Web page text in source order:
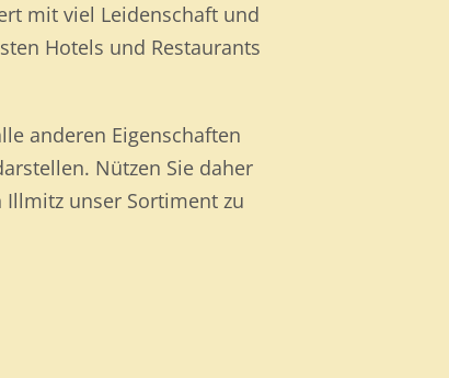
mit viel Leidenschaft und
Hotels und Restaurants
anderen Eigenschaften
Nützen Sie daher
unser Sortiment zu